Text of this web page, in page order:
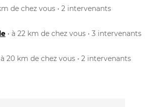
de chez vous • 2 intervenants
• à 22 km de chez vous • 3 intervenants
à 20 km de chez vous • 2 intervenants